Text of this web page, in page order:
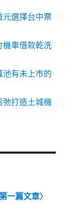
元選擇台中票
機車借款乾洗
池有未上市的
弛打造土城機
一篇文章〉